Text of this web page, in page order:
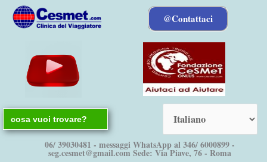
@Contattaci
Search
for:
06/ 39030481 - messaggi WhatsApp al 346/ 6000899 -
seg.cesmet@gmail.com Sede: Via Piave, 76 - Roma